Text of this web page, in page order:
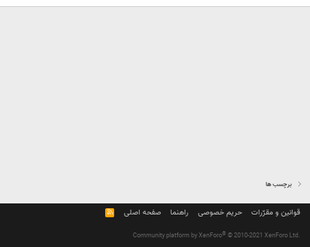
برچسب ها
قوانین و مقرّرات حریم خصوصی راهنما صفحه اصلی
R
S
Community platform by XenForo® © 2010-2021 XenForo Ltd.